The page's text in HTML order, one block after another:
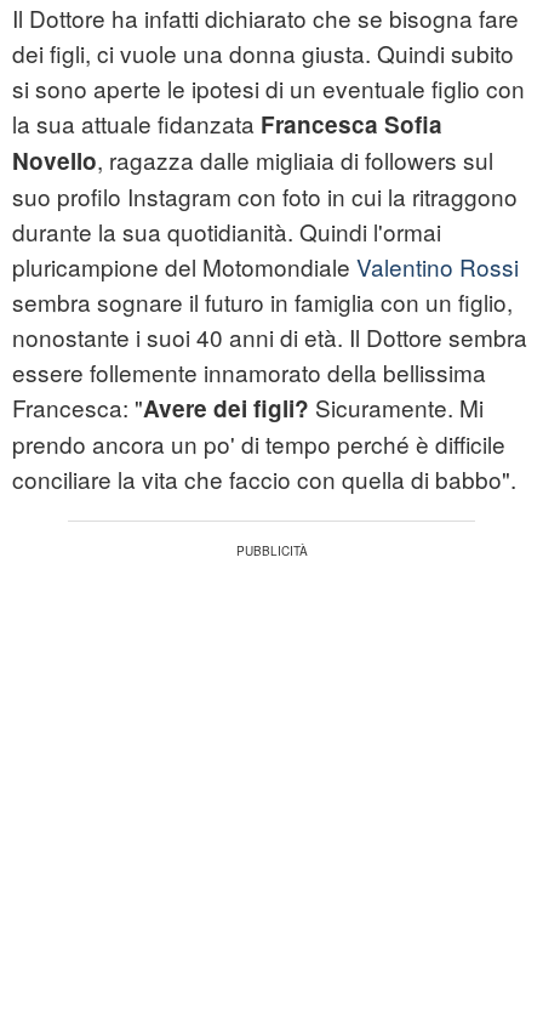
Il Dottore ha infatti dichiarato che se bisogna fare
dei figli, ci vuole una donna giusta. Quindi subito
si sono aperte le ipotesi di un eventuale figlio con
la sua attuale fidanzata Francesca Sofia
Novello, ragazza dalle migliaia di followers sul
suo profilo Instagram con foto in cui la ritraggono
durante la sua quotidianità. Quindi l'ormai
pluricampione del Motomondiale Valentino Rossi
sembra sognare il futuro in famiglia con un figlio,
nonostante i suoi 40 anni di età. Il Dottore sembra
essere follemente innamorato della bellissima
Francesca: "Avere dei figli? Sicuramente. Mi
prendo ancora un po' di tempo perché è difficile
conciliare la vita che faccio con quella di babbo".